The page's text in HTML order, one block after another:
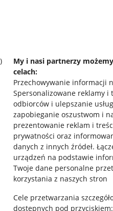
My i nasi partnerzy
celach:
Przechowywanie informacji
Spersonalizowane reklamy
odbiorców i ulepszanie usług
zapobieganie oszustwom i
prezentowanie reklam i
prywatności oraz
danych z innych źródeł.
urządzeń na podstawie
Twoje dane personalne
korzystania z naszych stron
Cele przetwarzania
dostępnych pod przyciskiem: